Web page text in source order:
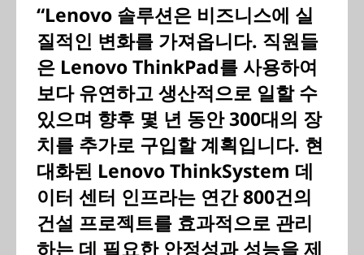
“Lenovo 솔루션은 비즈니스에 실
질적인 변화를 가져옵니다. 직원들
은 Lenovo ThinkPad를 사용하여
보다 유연하고 생산적으로 일할 수
있으며 향후 몇 년 동안 300대의 장
치를 추가로 구입할 계획입니다. 현
대화된 Lenovo ThinkSystem 데
이터 센터 인프라는 연간 800건의
건설 프로젝트를 효과적으로 관리
하는 데 필요한 안정성과 성능을 제